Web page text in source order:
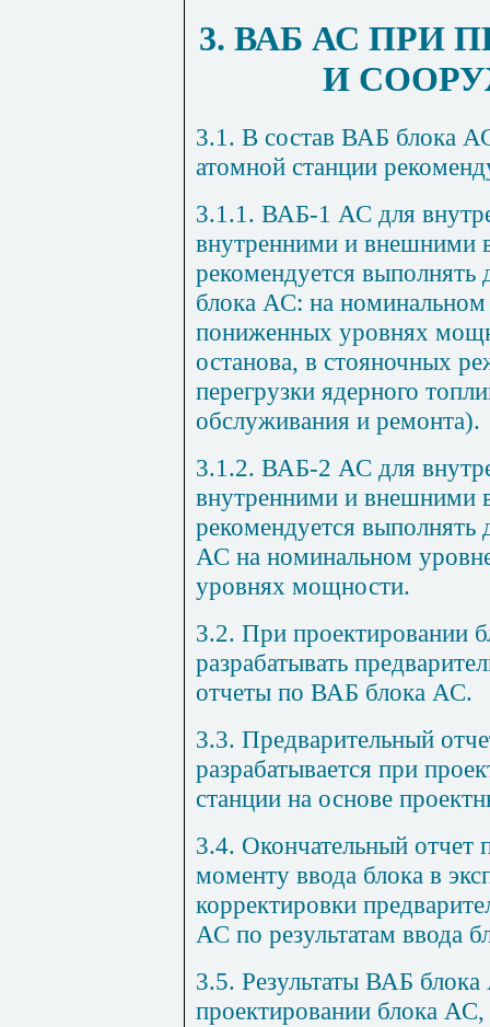
3. ВАБ АС ПРИ
И
3.1. В состав ВАБ блока
атомной станции
3.1.1. ВАБ-1 АС для
внутренними и внешними
рекомендуется
блока АС: на
пониженных уровнях
останова, в стояночных
перегрузки ядерного
обслуживания и ремонта).
3.1.2. ВАБ-2 АС для
внутренними и внешними
рекомендуется
АС на номинальном
уровнях мощности.
3.2. При проектировании
разрабатывать
отчеты по ВАБ блока АС.
3.3. Предварительный
разрабатывается при
станции на основе
3.4. Окончательный отчет
моменту ввода блока в
корректировки
АС по результатам ввода
3.5. Результаты ВАБ
проектировании блока